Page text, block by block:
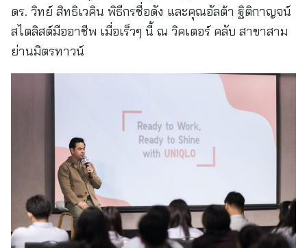
ดร. วิทย์ สิทธิเวคิน พิธีกรชื่อดัง และคุณอัลต้า ฐิติกาญจน์
สไตลิสต์มืออาชีพ เมื่อเร็วๆ นี้ ณ วิคเตอร์ คลับ สาขาสาม
ย่านมิตรทาวน์